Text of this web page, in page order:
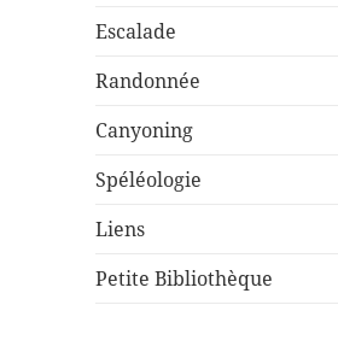
Escalade
Randonnée
Canyoning
Spéléologie
Liens
Petite Bibliothèque